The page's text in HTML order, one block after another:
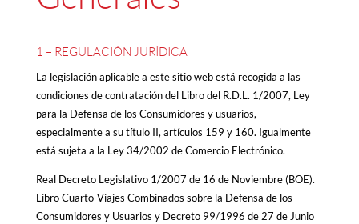
1 – REGULACIÓN JURÍDICA
La legislación aplicable a este sitio web está recogida a las
condiciones de contratación del Libro del R.D.L. 1/2007, Ley
para la Defensa de los Consumidores y usuarios,
especialmente a su título II, artículos 159 y 160. Igualmente
está sujeta a la Ley 34/2002 de Comercio Electrónico.
Real Decreto Legislativo 1/2007 de 16 de Noviembre (BOE).
Libro Cuarto-Viajes Combinados sobre la Defensa de los
Consumidores y Usuarios y Decreto 99/1996 de 27 de Junio